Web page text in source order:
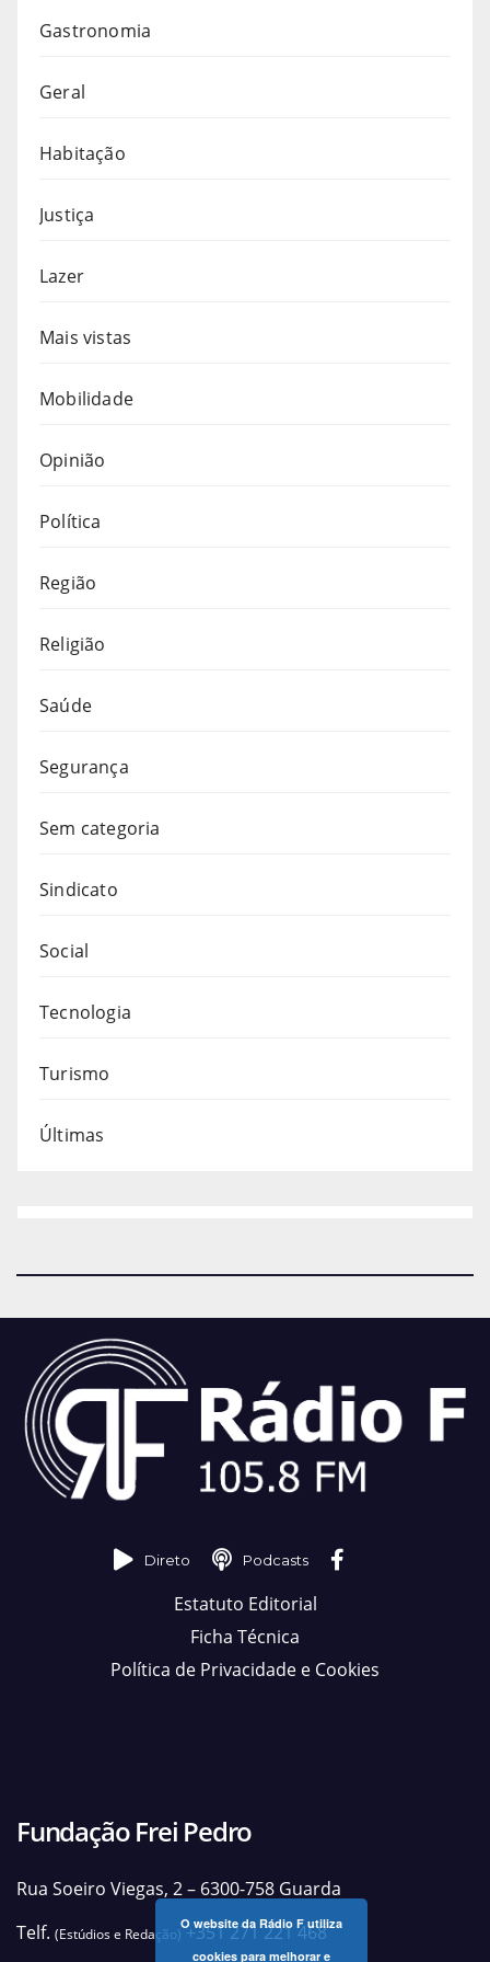
Gastronomia
Geral
Habitação
Justiça
Lazer
Mais vistas
Mobilidade
Opinião
Política
Região
Religião
Saúde
Segurança
Sem categoria
Sindicato
Social
Tecnologia
Turismo
Últimas
Direto Podcasts
Estatuto Editorial
Ficha Técnica
Política de Privacidade e Cookies
Fundação Frei Pedro
Rua Soeiro Viegas, 2 – 6300-758 Guarda
Telf. (Estúdios e Redação)+351 271 221 468
O website da Rádio F utiliza
cookies para melhorar e